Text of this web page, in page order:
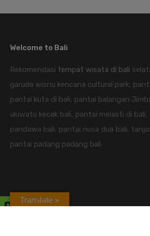
Welcome to Bali
Rekomendasi tempat wisata di bali
garuda wisnu kencana cultural park,
pantai kuta di bali, pantai balangan
uluwatu kecak bali, pantai melasti di
pandawa bali, pantai nusa dua bali,
pantai padang padang bali
Translate »